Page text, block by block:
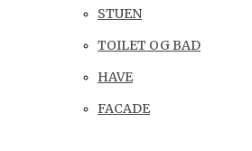
STUEN
TOILET OG BAD
HAVE
FACADE